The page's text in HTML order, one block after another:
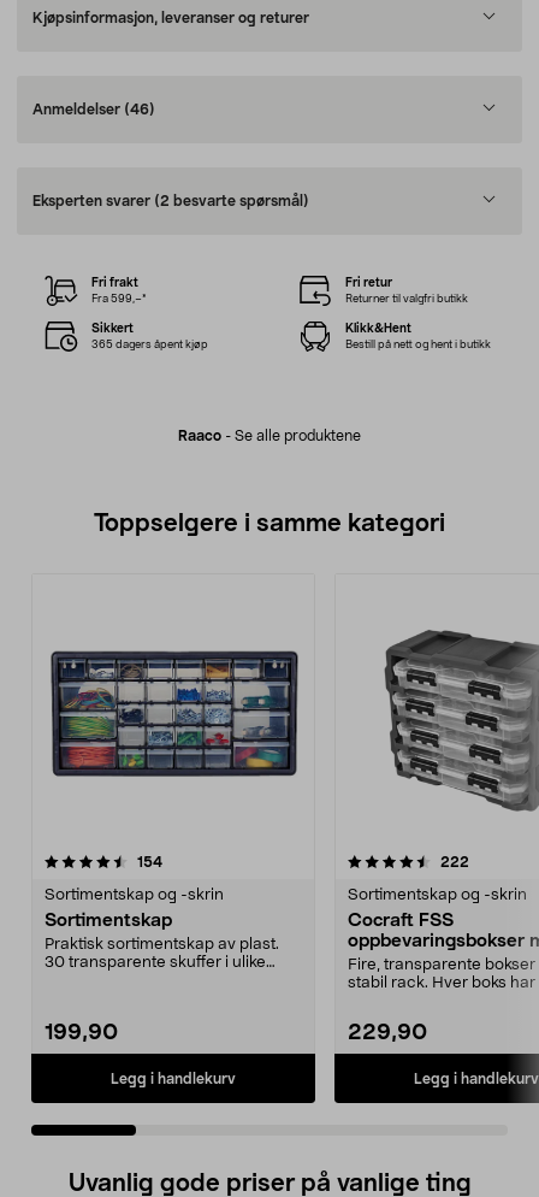
Kjøpsinformasjon, leveranser og returer
Anmeldelser (46)
Eksperten svarer (2 besvarte spørsmål)
Raaco - Se alle produktene
Fri frakt
Fra 599,–*
Fri retur
Returner til valgfri butikk
Sikkert
365 dagers åpent kjøp
Klikk&Hent
Bestill på nett og hent i butikk
Toppselgere i samme kategori
154anmeldelser
Sortimentskap og -skrin
Sortimentskap
Praktisk sortimentskap av plast.
30 transparente skuffer i ulike
199,90
Legg i handlekurv
4.5 av 5 stjerner 222
Sortimentskap og -skrin
Cocraft FSS
oppbevaringsbokser
rack, 4-pakning
Fire, transparente bokser
stabil rack. Hver boks
229,90
Legg i handlekurv
4.5 av 5 stjerner
Uvanlig gode priser på vanlige ting